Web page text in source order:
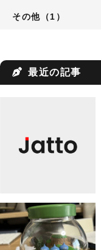
その他（1）
最近の記事